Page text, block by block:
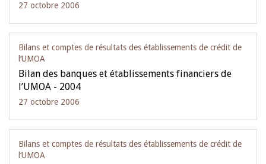
27 octobre 2006
Bilans et comptes de résultats des établissements de crédit de
l‘UMOA
Bilan des banques et établissements financiers de
l’UMOA - 2004
27 octobre 2006
Bilans et comptes de résultats des établissements de crédit de
l‘UMOA